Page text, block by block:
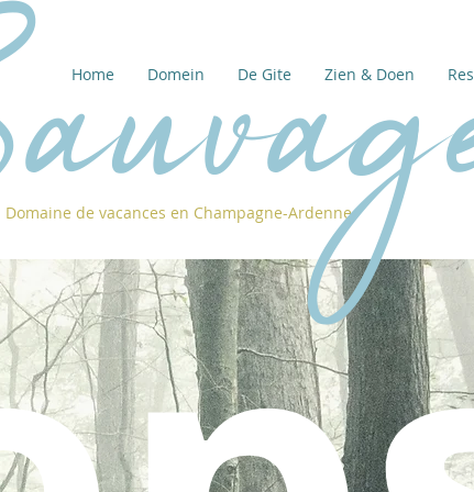
Home Domein De Gite Zien & Doen
Domaine de vacances en Champagne-Ardenne